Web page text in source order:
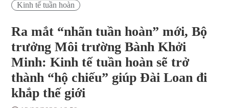
Kinh tế tuần hoàn
Ra mắt “nhãn tuần hoàn” mới, Bộ
trưởng Môi trường Bành Khởi
Minh: Kinh tế tuần hoàn sẽ trở
thành “hộ chiếu” giúp Đài Loan đi
khắp thế giới